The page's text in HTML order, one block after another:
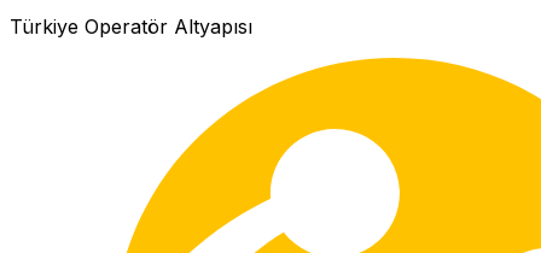
Türkiye Operatör Altyapısı